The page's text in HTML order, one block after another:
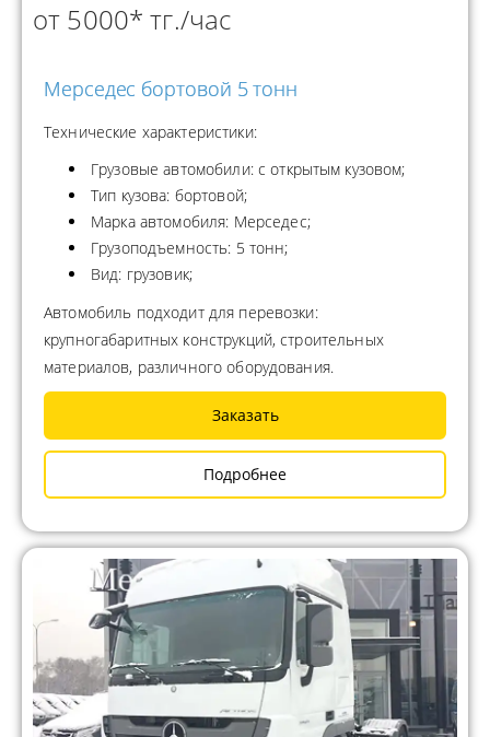
от 5000* тг./час
Мерседес бортовой 5 тонн
Технические характеристики:
Грузовые автомобили: с открытым кузовом;
Тип кузова: бортовой;
Марка автомобиля: Мерседес;
Грузоподъемность: 5 тонн;
Вид: грузовик;
Автомобиль подходит для перевозки:
крупногабаритных конструкций, строительных
материалов, различного оборудования.
Заказать
Подробнее